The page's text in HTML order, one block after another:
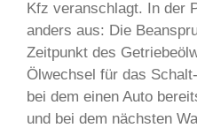
Kfz veranschlagt. In der
anders aus: Die
Zeitpunkt des
Ölwechsel für das
bei dem einen Auto
und bei dem nächsten